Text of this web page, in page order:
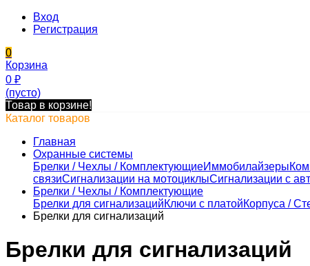
Вход
Регистрация
0
Корзина
0 ₽
(пусто)
Товар в корзине!
Каталог товаров
Главная
Охранные системы
Брелки / Чехлы / КомплектующиеИммобилайзеры
связиСигнализации на мотоциклыСигнализации с
Брелки / Чехлы / Комплектующие
Брелки для сигнализацийКлючи с платойКорпуса /
Брелки для сигнализаций
Брелки для сигнализаций